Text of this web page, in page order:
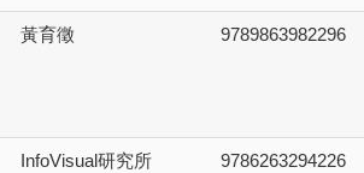
黃育徵 9789863982296
InfoVisual研究所 9786263294226